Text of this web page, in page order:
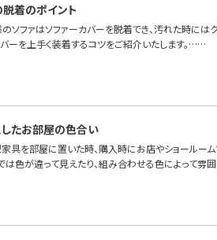
脱着のポイント
ソファはソファーカバーを脱着でき、汚れた時には
ーを上手く装着するコツをご紹介いたします。……
したお部屋の色合い
具を部屋に置いた時、購入時にお店やショールー
色が違って見えたり、組み合わせる色によって雰